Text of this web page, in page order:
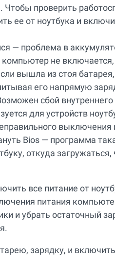
проверить
ее от ноутбука и
— проблема в
компьютер не
вышла из стоя
его напрямую
сбой
для устройств
Bios — программа
откуда
все питание от
питания
и убрать остаточный
зарядку, и